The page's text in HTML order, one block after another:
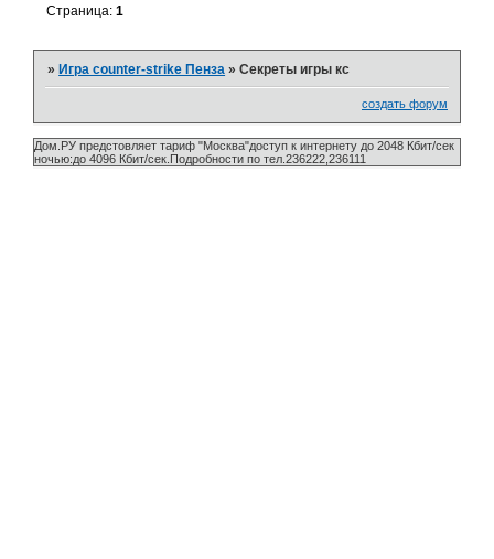
Страница:1
»Игра counter-strike Пенза »Секреты игры кс
создать форум
Дом.РУ предстовляет тариф "Москва"доступ к интернету до 2048 Кбит/сек
ночью:до 4096 Кбит/сек.Подробности по тел.236222,236111